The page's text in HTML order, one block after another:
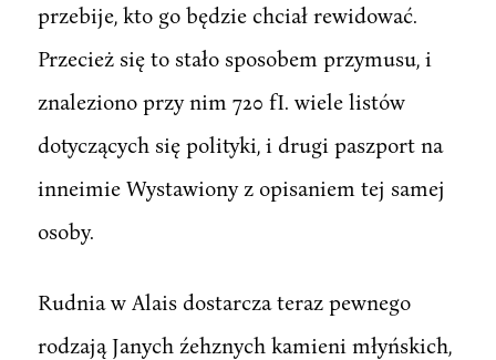
przebije, kto go będzie chciał rewidować.
Przecież się to stało sposobem przymusu, i
znaleziono przy nim 720 fI. wiele listów
dotyczących się polityki, i drugi paszport na
inneimie Wystawiony z opisaniem tej samej
osoby.
Rudnia w Alais dostarcza teraz pewnego
rodzają Janych źehznych kamieni młyńskich,